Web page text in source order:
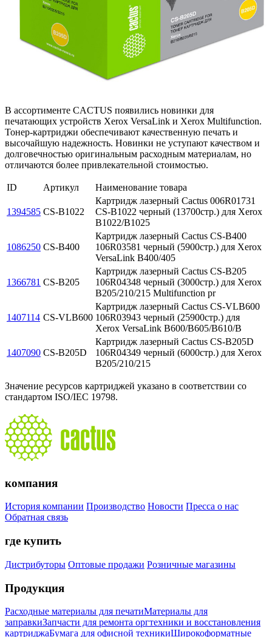
В ассортименте CACTUS появились новинки для
печатающих устройств Xerox VersaLink и Xerox Multifunction.
Тонер-картриджи обеспечивают качественную печать и
высочайшую надежность. Новинки не уступают качеством и
долговечностью оригинальным расходным материалам, но
отличаются более привлекательной стоимостью.
ID Артикул Наименование товара
1394585 CS-B1022
Картридж лазерный Cactus 006R01731
CS-B1022 черный (13700стр.) для Xerox
B1022/B1025
1086250 CS-B400
Картридж лазерный Cactus CS-B400
106R03581 черный (5900стр.) для Xerox
VersaLink B400/405
1366781 CS-B205
Картридж лазерный Cactus CS-B205
106R04348 черный (3000стр.) для Xerox
B205/210/215 Multifunction pr
1407114 CS-VLB600
Картридж лазерный Cactus CS-VLB600
106R03943 черный (25900стр.) для
Xerox VersaLink B600/B605/B610/B
1407090 CS-B205D
Картридж лазерный Cactus CS-B205D
106R04349 черный (6000стр.) для Xerox
B205/210/215
Значение ресурсов картриджей указано в соответствии со
стандартом ISO/IEC 19798.
компания
История компании Производство Новости Пресса о нас
Обратная связь
где купить
Дистрибуторы Оптовые продажи Розничные магазины
Продукция
Расходные материалы для печатиМатериалы для
заправкиЗапчасти для ремонта оргтехники и восстановления
картриджаБумага для офисной техникиШирокоформатные